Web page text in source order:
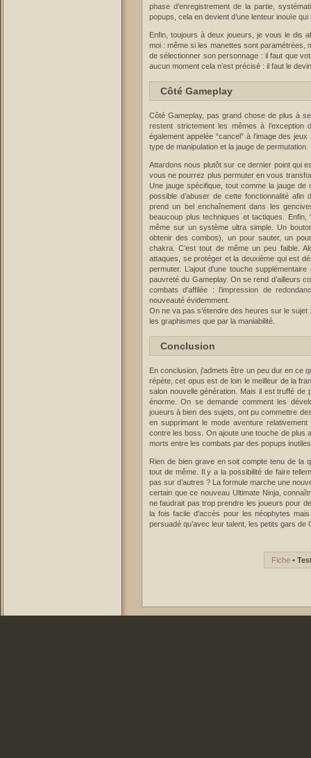
phase d’enregistrement de la partie,
popups, cela en devient d’une lenteur inouïe
Enfin, toujours à deux joueurs, je vous le dis
moi : même si les manettes sont paramétrées,
de sélectionner son personnage : il faut que
aucun moment cela n’est précisé : il faut le
Côté Gameplay
Côté Gameplay, pas grand chose de plus à
restent strictement les mêmes à
également appelée “cancel” à l’image des
type de manipulation et la jauge de permutation.
Attardons nous plutôt sur ce dernier point qui
vous ne pourrez plus permuter en vous
Une jauge spécifique, tout comme la jauge de
possible d’abuser de cette fonctionnalité
prend un bel enchaînement dans les
beaucoup plus techniques et tactiques.
même sur un système ultra simple. Un
obtenir des combos), un pour sauter, un
chakra. C’est tout de même un peu faible.
attaques, se protéger et la deuxième qui est
permuter. L’ajout d’une touche
pauvreté du Gameplay. On se rend d’ailleurs
combats d'affilée : l’impression de
nouveauté évidemment.
On ne va pas s’étendre des heures sur le
les graphismes que par la maniabilité.
Conclusion
En conclusion, j'admets être un peu dur en ce
répète, cet opus est de loin le meilleur de la
salon nouvelle génération. Mais il est truffé de
énorme. On se demande comment les
joueurs à bien des sujets, ont pu commettre
en supprimant le mode aventure
contre les boss. On ajoute une touche de plus
morts entre les combats par des popups
Rien de bien grave en soit compte tenu de la
tout de même. Il y a la possibilité de faire
pas sur d’autres ? La formule marche une
certain que ce nouveau Ultimate Ninja,
ne faudrait pas trop prendre les joueurs pour
la fois facile d’accès pour les néophytes
persuadé qu’avec leur talent, les petits gars
Fiche •